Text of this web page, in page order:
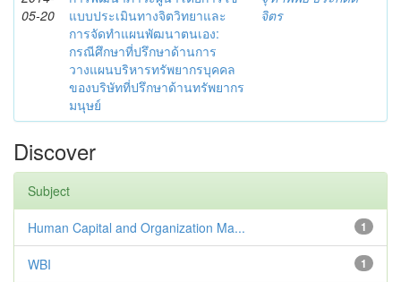
05-20
แบบประเมินทางจิตวิทยาและ
การจัดทำแผนพัฒนาตนเอง:
กรณีศึกษาที่ปรึกษาด้านการ
วางแผนบริหารทรัพยากรบุคคล
ของบริษัทที่ปรึกษาด้านทรัพยากร
มนุษย์
จิตร
Discover
Subject
1
Human Capital and Organization Ma...
1
WBI